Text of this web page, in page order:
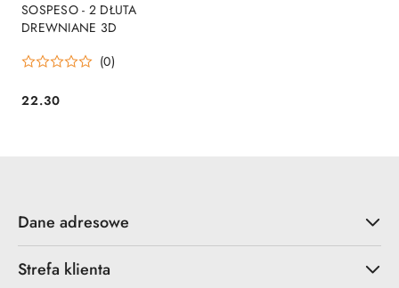
SOSPESO - 2 DŁUTA
DREWNIANE 3D
(0)
Cena:
22.30
Dane adresowe
Strefa klienta